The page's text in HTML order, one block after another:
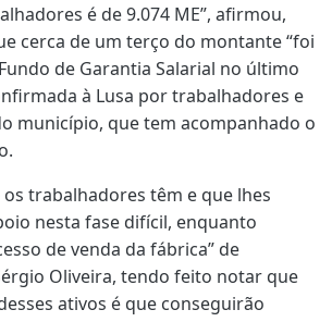
é de 9.074 ME”, afirmou,
cerca de um terço do montante “foi
de Garantia Salarial no último
à Lusa por trabalhadores e
município, que tem acompanhado o
trabalhadores têm e que lhes
nesta fase difícil, enquanto
de venda da fábrica” de
Oliveira, tendo feito notar que
ativos é que conseguirão